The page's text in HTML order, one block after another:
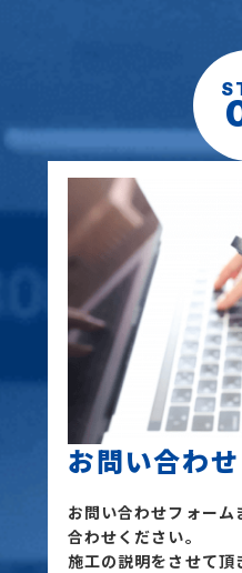
お問い合わせ
お問い合わせフォー
合わせください。
施工の説明をさせて頂